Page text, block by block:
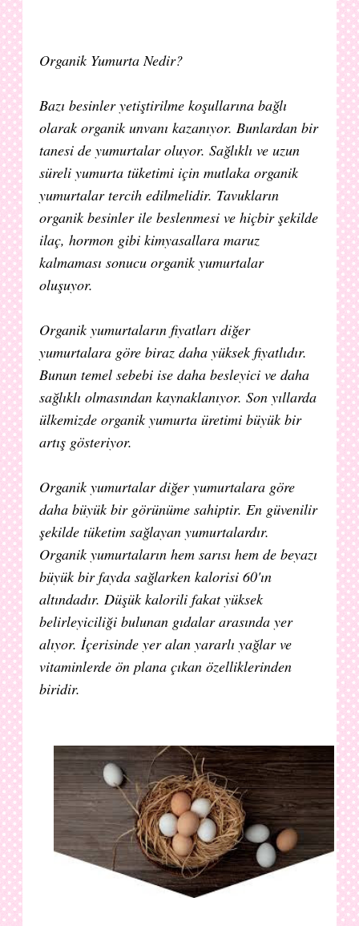
Organik Yumurta Nedir?
Bazı besinler yetiştirilme koşullarına bağlı
olarak organik unvanı kazanıyor. Bunlardan bir
tanesi de yumurtalar oluyor. Sağlıklı ve uzun
süreli yumurta tüketimi için mutlaka organik
yumurtalar tercih edilmelidir. Tavukların
organik besinler ile beslenmesi ve hiçbir şekilde
ilaç, hormon gibi kimyasallara maruz
kalmaması sonucu organik yumurtalar
oluşuyor.
Organik yumurtaların fiyatları diğer
yumurtalara göre biraz daha yüksek fiyatlıdır.
Bunun temel sebebi ise daha besleyici ve daha
sağlıklı olmasından kaynaklanıyor. Son yıllarda
ülkemizde organik yumurta üretimi büyük bir
artış gösteriyor.
Organik yumurtalar diğer yumurtalara göre
daha büyük bir görünüme sahiptir. En güvenilir
şekilde tüketim sağlayan yumurtalardır.
Organik yumurtaların hem sarısı hem de beyazı
büyük bir fayda sağlarken kalorisi 60'ın
altındadır. Düşük kalorili fakat yüksek
belirleyiciliği bulunan gıdalar arasında yer
alıyor. İçerisinde yer alan yararlı yağlar ve
vitaminlerde ön plana çıkan özelliklerinden
biridir.